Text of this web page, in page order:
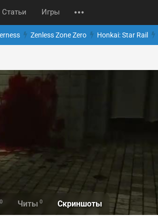
Статьи Игры
Zenless Zone Zero Honkai: Star Rail
0 Читы 0 Скриншоты